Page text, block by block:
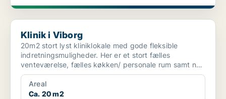
Klinik i Viborg
Klinik i Viborg
20m2 stort lyst kliniklokale med gode fleksible
indretningsmuligheder. Her er et stort fælles
venteværelse, fælles køkken/ personale rum samt nyt
handicap e...
Areal
Ca. 20 m2